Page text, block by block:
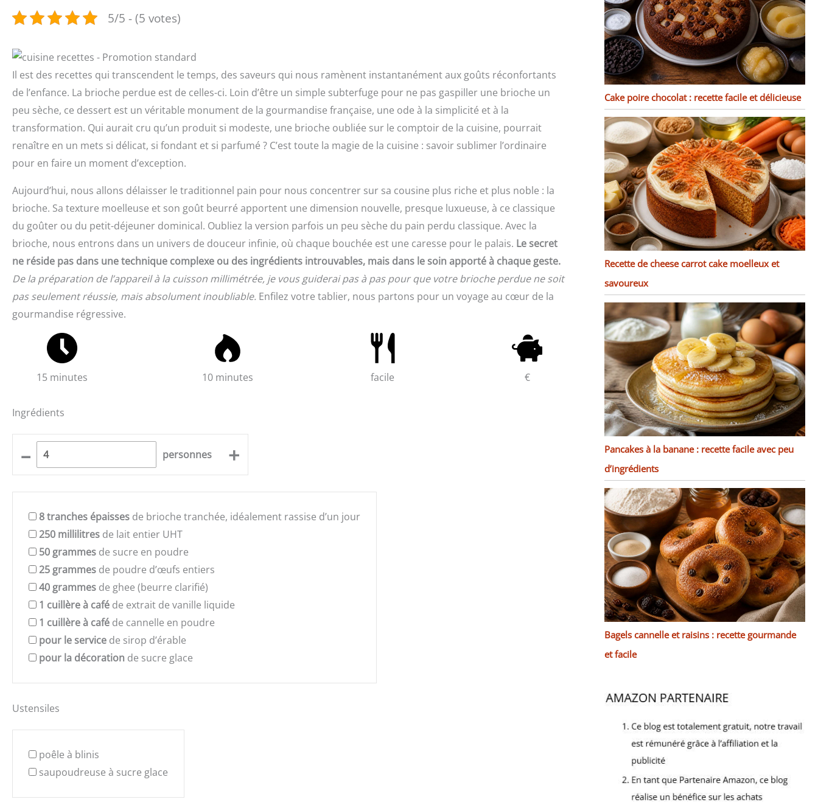
5/5 - (5 votes)
Il est des recettes qui transcendent le temps, des saveurs qui nous ramènent instantanément aux goûts réconfortants
de l’enfance. La brioche perdue est de celles-ci. Loin d’être un simple subterfuge pour ne pas gaspiller une brioche un
peu sèche, ce dessert est un véritable monument de la gourmandise française, une ode à la simplicité et à la
transformation. Qui aurait cru qu’un produit si modeste, une brioche oubliée sur le comptoir de la cuisine, pourrait
renaître en un mets si délicat, si fondant et si parfumé ? C’est toute la magie de la cuisine : savoir sublimer l’ordinaire
pour en faire un moment d’exception.
Aujourd’hui, nous allons délaisser le traditionnel pain pour nous concentrer sur sa cousine plus riche et plus noble : la
brioche. Sa texture moelleuse et son goût beurré apportent une dimension nouvelle, presque luxueuse, à ce classique
du goûter ou du petit-déjeuner dominical. Oubliez la version parfois un peu sèche du pain perdu classique. Avec la
brioche, nous entrons dans un univers de douceur infinie, où chaque bouchée est une caresse pour le palais. Le secret
ne réside pas dans une technique complexe ou des ingrédients introuvables, mais dans le soin apporté à chaque geste.
De la préparation de l’appareil à la cuisson millimétrée, je vous guiderai pas à pas pour que votre brioche perdue ne soit
pas seulement réussie, mais absolument inoubliable. Enfilez votre tablier, nous partons pour un voyage au cœur de la
gourmandise régressive.
15 minutes 10 minutes facile €
Ingrédients
– personnes +
8tranches épaisses de brioche tranchée, idéalement rassise d’un jour
250 millilitres de lait entier UHT
50 grammes de sucre en poudre
25 grammes de poudre d’œufs entiers
40 grammes de ghee (beurre clarifié)
1 cuillère à café de extrait de vanille liquide
1 cuillère à café de cannelle en poudre
pour le service de sirop d’érable
pour la décoration de sucre glace
Ustensiles
poêle à blinis
saupoudreuse à sucre glace
Cake poire chocolat : recette facile et délicieuse
Recette de cheese carrot cake moelleux et
savoureux
Pancakes à la banane : recette facile avec peu
d’ingrédients
Bagels cannelle et raisins : recette gourmande
et facile